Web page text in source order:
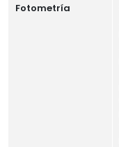
Fotometría